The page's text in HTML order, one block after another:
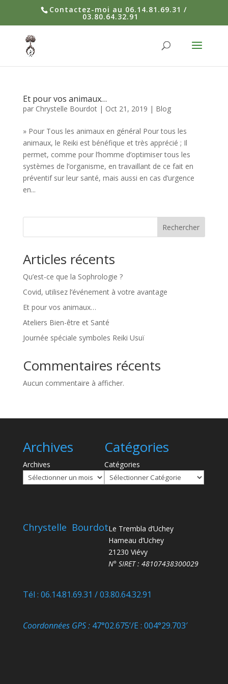
Contactez-moi au 06.14.81.69.31 /
03.80.64.32.91
Et pour vos animaux…
par Chrystelle Bourdot| Oct 21, 2019 | Blog
» Pour Tous les animaux en général Pour tous les
animaux, le Reiki est bénéfique et très apprécié ; Il
permet, comme pour l’homme d’optimiser tous les
systèmes de l’organisme, en travaillant de ce fait en
préventif sur leur santé, mais aussi en cas d’urgence
en...
Rechercher
Articles récents
Qu’est-ce que la Sophrologie ?
Covid, utilisez l’événement à votre avantage
Et pour vos animaux…
Ateliers Bien-être et Santé
Journée spéciale symboles Reiki Usuï
Commentaires récents
Aucun commentaire à afficher.
Archives
Archives
Catégories
Catégories
Chrystelle BourdotLe Trembla d’Uchey
Hameau d’Uchey
21230 Viévy
N° SIRET : 48107438300029
Tél : 06.14.81.69.31 / 03.80.64.32.91
Coordonnées GPS :47°02.675’/E : 004°29.703′